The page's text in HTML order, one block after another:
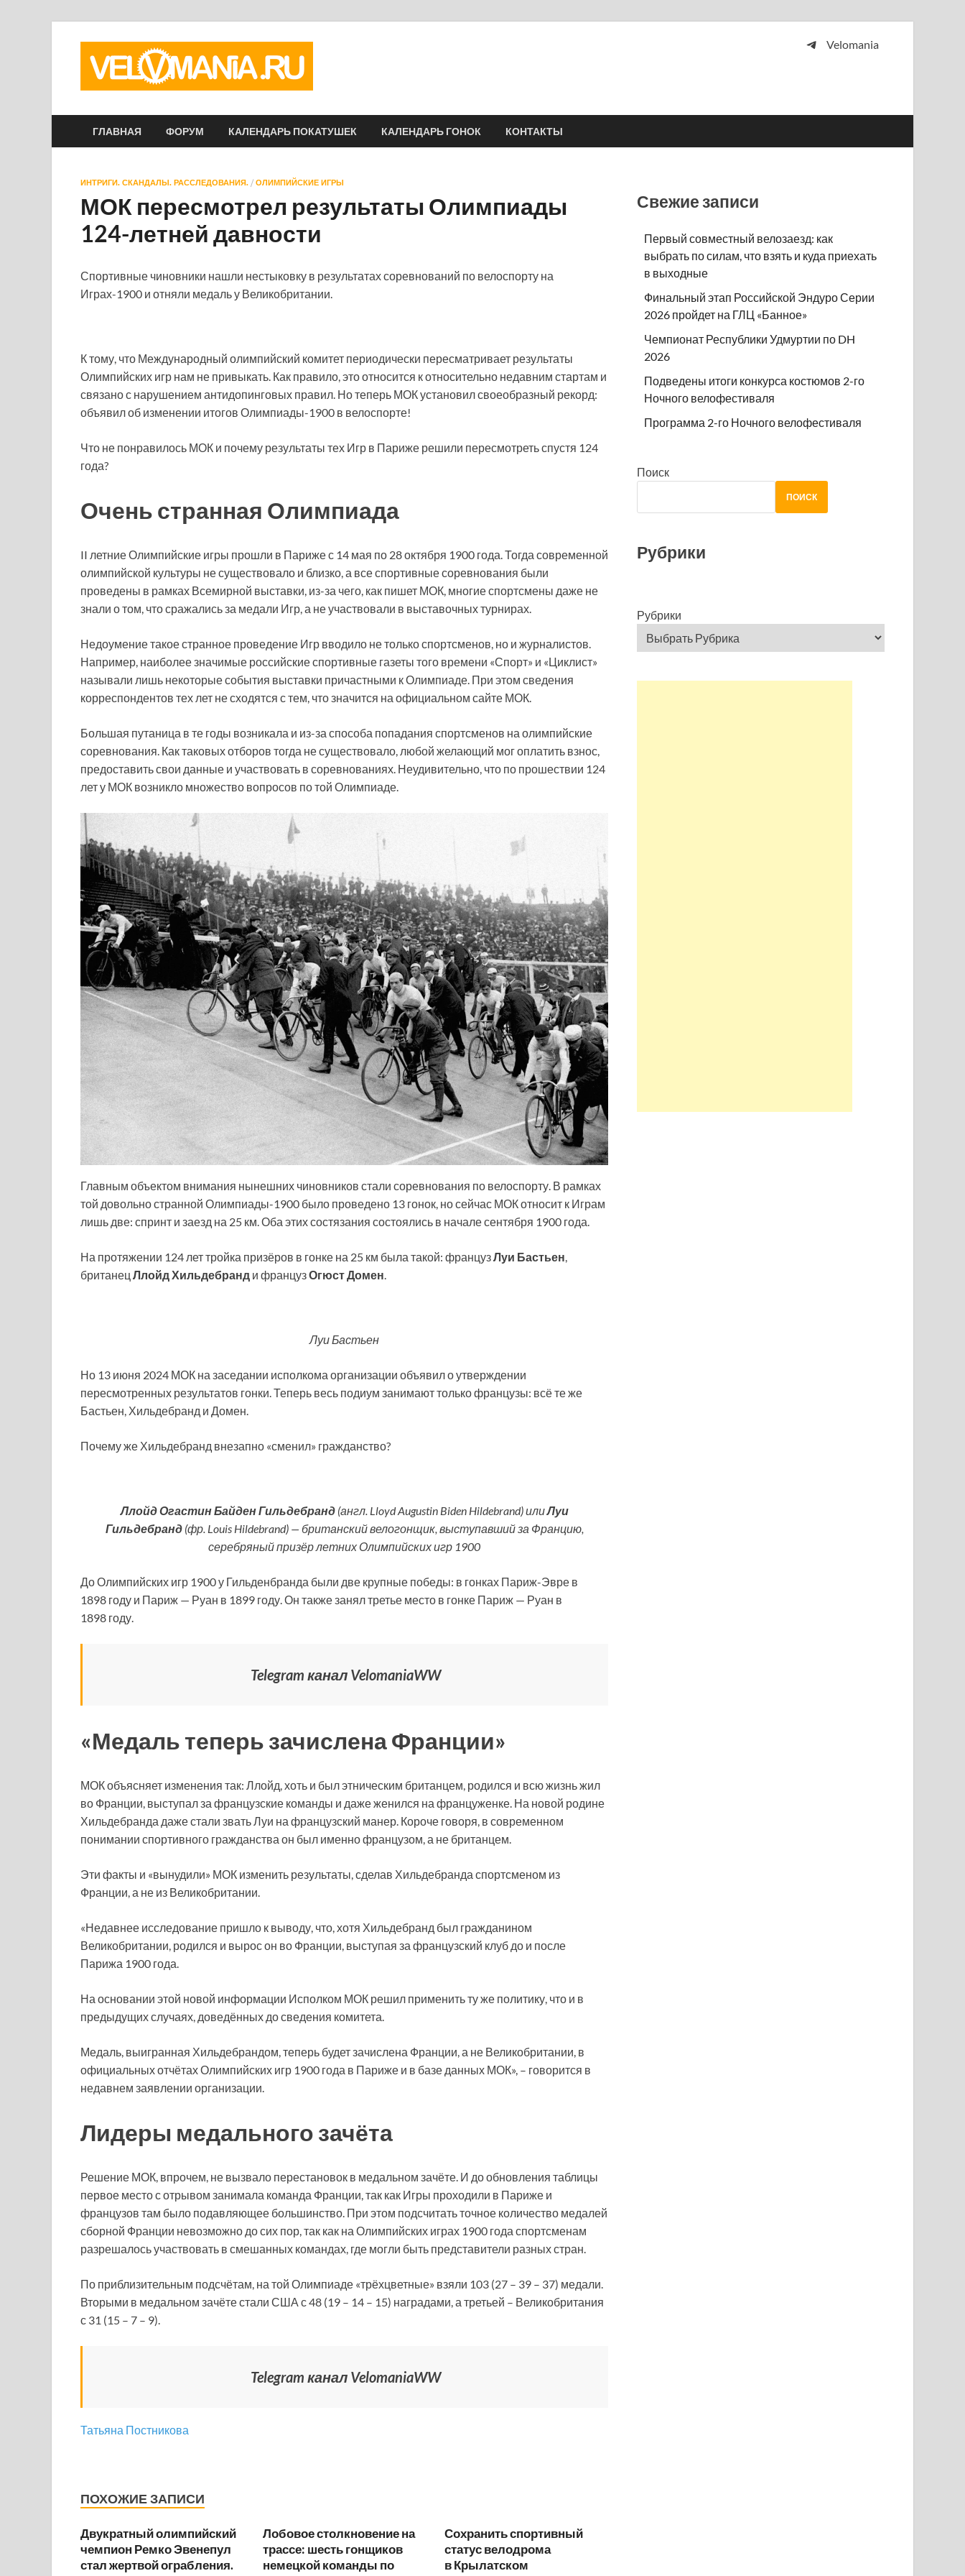
Velomania
ГЛАВНАЯ ФОРУМ КАЛЕНДАРЬ ПОКАТУШЕК КАЛЕНДАРЬ ГОНОК КОНТАКТЫ
ИНТРИГИ. СКАНДАЛЫ. РАССЛЕДОВАНИЯ. / ОЛИМПИЙСКИЕ ИГРЫ
МОК пересмотрел результаты Олимпиады
124-летней давности
Спортивные чиновники нашли нестыковку в результатах соревнований по велоспорту на
Играх-1900 и отняли медаль у Великобритании.
К тому, что Международный олимпийский комитет периодически пересматривает результаты
Олимпийских игр нам не привыкать. Как правило, это относится к относительно недавним стартам и
связано с нарушением антидопинговых правил. Но теперь МОК установил своеобразный рекорд:
объявил об изменении итогов Олимпиады-1900 в велоспорте!
Что не понравилось МОК и почему результаты тех Игр в Париже решили пересмотреть спустя 124
года?
Очень странная Олимпиада
II летние Олимпийские игры прошли в Париже с 14 мая по 28 октября 1900 года. Тогда современной
олимпийской культуры не существовало и близко, а все спортивные соревнования были
проведены в рамках Всемирной выставки, из-за чего, как пишет МОК, многие спортсмены даже не
знали о том, что сражались за медали Игр, а не участвовали в выставочных турнирах.
Недоумение такое странное проведение Игр вводило не только спортсменов, но и журналистов.
Например, наиболее значимые российские спортивные газеты того времени «Спорт» и «Циклист»
называли лишь некоторые события выставки причастными к Олимпиаде. При этом сведения
корреспондентов тех лет не сходятся с тем, что значится на официальном сайте МОК.
Большая путаница в те годы возникала и из-за способа попадания спортсменов на олимпийские
соревнования. Как таковых отборов тогда не существовало, любой желающий мог оплатить взнос,
предоставить свои данные и участвовать в соревнованиях. Неудивительно, что по прошествии 124
лет у МОК возникло множество вопросов по той Олимпиаде.
Главным объектом внимания нынешних чиновников стали соревнования по велоспорту. В рамках
той довольно странной Олимпиады-1900 было проведено 13 гонок, но сейчас МОК относит к Играм
лишь две: спринт и заезд на 25 км. Оба этих состязания состоялись в начале сентября 1900 года.
На протяжении 124 лет тройка призёров в гонке на 25 км была такой: француз Луи Бастьен
британец Ллойд Хильдебранд и французОгюст Домен
Луи Бастьен
Но 13 июня 2024 МОК на заседании исполкома организации объявил о утверждении
пересмотренных результатов гонки. Теперь весь подиум занимают только французы: всё те же
Бастьен, Хильдебранд и Домен.
Почему же Хильдебранд внезапно «сменил» гражданство?
Ллойд Огастин Байден Гильдебранд(англ. Lloyd Augustin Biden Hildebrand) илиЛуи
Гильдебранд(фр. Louis Hildebrand) — британский велогонщик, выступавший за Францию,
серебряный призёр летних Олимпийских игр 1900
До Олимпийских игр 1900 у Гильденбранда были две крупные победы: в гонках Париж-Эвре в
1898 году и Париж — Руан в 1899 году. Он также занял третье место в гонке Париж — Руан в
1898 году.
Telegram канал VelomaniaWW
«Медаль теперь зачислена Франции»
МОК объясняет изменения так: Ллойд, хоть и был этническим британцем, родился и всю жизнь жил
во Франции, выступал за французские команды и даже женился на француженке. На новой родине
Хильдебранда даже стали звать Луи на французский манер. Короче говоря, в современном
понимании спортивного гражданства он был именно французом, а не британцем.
Эти факты и «вынудили» МОК изменить результаты, сделав Хильдебранда спортсменом из
Франции, а не из Великобритании.
«Недавнее исследование пришло к выводу, что, хотя Хильдебранд был гражданином
Великобритании, родился и вырос он во Франции, выступая за французский клуб до и после
Парижа 1900 года.
На основании этой новой информации Исполком МОК решил применить ту же политику, что и в
предыдущих случаях, доведённых до сведения комитета.
Медаль, выигранная Хильдебрандом, теперь будет зачислена Франции, а не Великобритании, в
официальных отчётах Олимпийских игр 1900 года в Париже и в базе данных МОК», – говорится в
недавнем заявлении организации.
Лидеры медального зачёта
Решение МОК, впрочем, не вызвало перестановок в медальном зачёте. И до обновления таблицы
первое место с отрывом занимала команда Франции, так как Игры проходили в Париже и
французов там было подавляющее большинство. При этом подсчитать точное количество медалей
сборной Франции невозможно до сих пор, так как на Олимпийских играх 1900 года спортсменам
разрешалось участвовать в смешанных командах, где могли быть представители разных стран.
По приблизительным подсчётам, на той Олимпиаде «трёхцветные» взяли 103 (27 – 39 – 37) медали.
Вторыми в медальном зачёте стали США с 48 (19 – 14 – 15) наградами, а третьей – Великобритания
с 31 (15 – 7 – 9).
Telegram канал VelomaniaWW
Татьяна Постникова
ПОХОЖИЕ ЗАПИСИ
Двукратный олимпийский
чемпион Ремко Эвенепул
стал жертвой ограбления.
Лобовое столкновение на
трассе: шесть гонщиков
немецкой команды по
Сохранить спортивный
статус велодрома
в Крылатском
Свежие записи
Первый совместный велозаезд: как
выбрать по силам, что взять и куда приехать
в выходные
Финальный этап Российской Эндуро Серии
2026 пройдет на ГЛЦ «Банное»
Чемпионат Республики Удмуртии по DH
2026
Подведены итоги конкурса костюмов 2-го
Ночного велофестиваля
Программа 2-го Ночного велофестиваля
Поиск
ПОИСК
Рубрики
Рубрики